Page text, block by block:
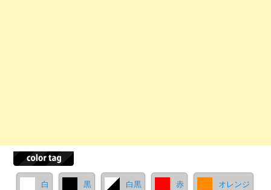
白 黒 白黒 赤 オレンジ